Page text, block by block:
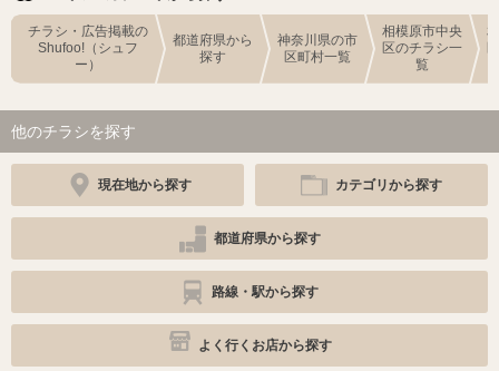
チラシ・広告掲載の
Shufoo!（シュフ
ー）
都道府県から
探す
神奈川県の市
区町村一覧
相模原市中央
区のチラシ一
覧
他のチラシを探す
現在地から探す カテゴリから探す
都道府県から探す
路線・駅から探す
よく行くお店から探す